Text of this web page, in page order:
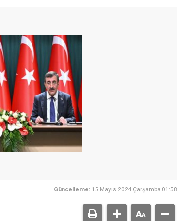
Güncelleme: 15 Mayıs 2024 Çarşamba 01:58